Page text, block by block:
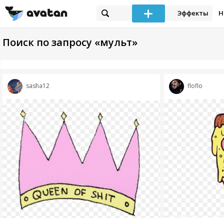
Эффекты
Поиск по запросу «мульт»
sasha12 floflo